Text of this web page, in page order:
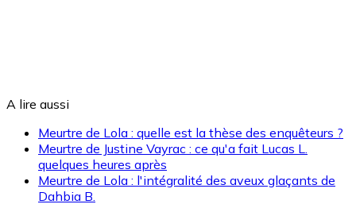
A lire aussi
Meurtre de Lola : quelle est la thèse des enquêteurs ?
Meurtre de Justine Vayrac : ce qu'a fait Lucas L.
quelques heures après
Meurtre de Lola : l'intégralité des aveux glaçants de
Dahbia B.